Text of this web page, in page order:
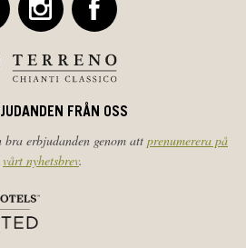
FRÅN OSS
bra erbjudanden genom att prenumerera på
vårt nyhetsbrev.